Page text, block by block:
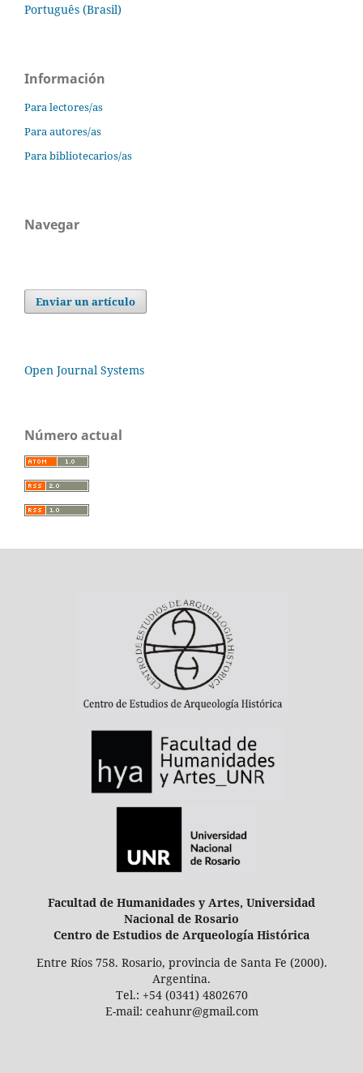
Português (Brasil)
Información
Para lectores/as
Para autores/as
Para bibliotecarios/as
Navegar
Enviar un artículo
Open Journal Systems
Número actual
Facultad de Humanidades y Artes, Universidad
Nacional de Rosario
Centro de Estudios de Arqueología Histórica
Entre Ríos 758. Rosario, provincia de Santa Fe (2000).
Argentina.
Tel.: +54 (0341) 4802670
E-mail: ceahunr@gmail.com